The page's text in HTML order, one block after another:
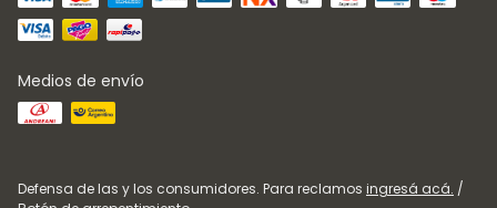
Medios de envío
Defensa de las y los consumidores. Para reclamos ingresá acá. /